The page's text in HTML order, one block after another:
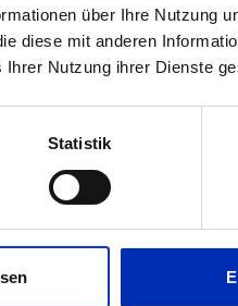
über Ihre Nutzung
diese mit anderen
Nutzung ihrer Dienste
Statistik